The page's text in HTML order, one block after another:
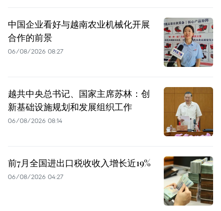
中国企业看好与越南农业机械化开展
合作的前景
06/08/2026 08:27
越共中央总书记、国家主席苏林：创
新基础设施规划和发展组织工作
06/08/2026 08:14
前7月全国进出口税收收入增长近19%
06/08/2026 04:27